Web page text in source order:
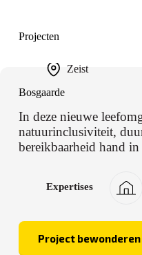
Projecten
Zeist
Bosgaarde
In deze nieuwe
natuurinclusiviteit,
bereikbaarheid hand in
Expertises
Project bewonderen
Bosgaarde